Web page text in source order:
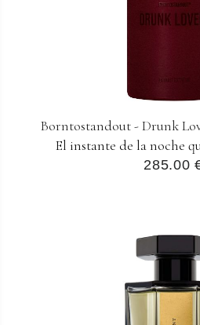
Borntostandout - Drunk
El instante de la noche
285.00